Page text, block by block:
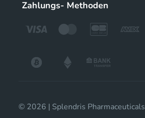
Zahlungs- Methoden
© 2026 | Splendris Pharmaceuticals